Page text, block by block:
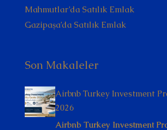
Mahmutlar’da Satılık Emlak
Gazipaşa’da Satılık Emlak
Son Makaleler
Airbnb Turkey Investment
2026
Airbnb Turkey Investment